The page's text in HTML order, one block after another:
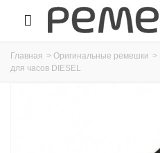
Главная > Оригинальные ремешки >
для часов DIESEL